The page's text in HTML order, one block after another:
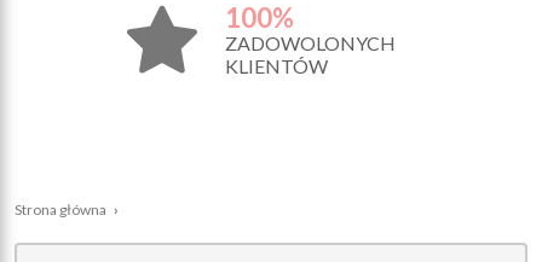
100%
ZADOWOLONYCH
KLIENTÓW
Strona główna ›